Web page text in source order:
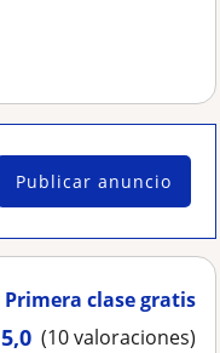
Publicar anuncio
Primera clase gratis
5,0 (10 valoraciones)